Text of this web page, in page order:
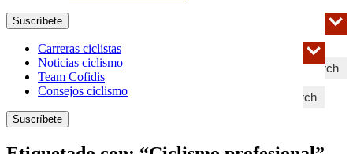
Search
Suscríbete
Search
Carreras ciclistas
Noticias ciclismo
Team Cofidis
Consejos ciclismo
Suscríbete